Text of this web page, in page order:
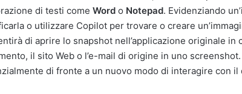
di testi comeWord o Notepad. Evidenziando
o utilizzare Copilot per trovare o creare
di aprire lo snapshot nell’applicazione originale in
il sito Web o l’e-mail di origine in uno
di fronte a un nuovo modo di interagire con il